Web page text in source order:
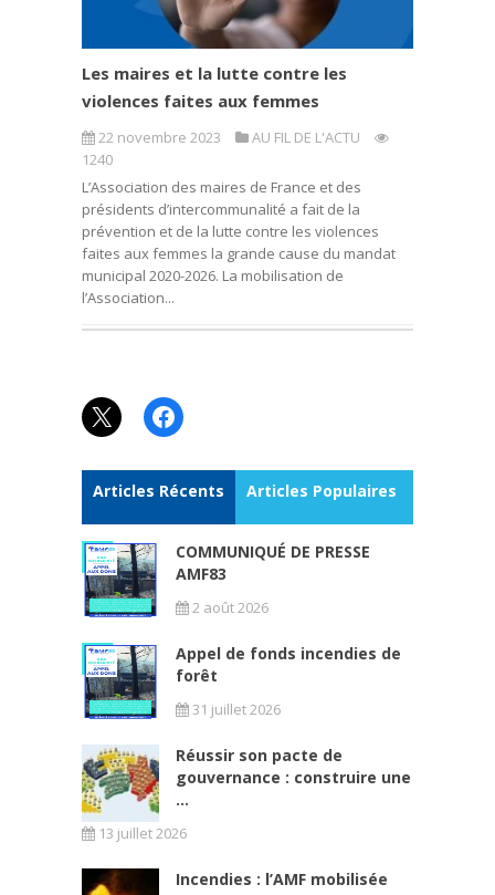
Les maires et la lutte contre les
violences faites aux femmes
22 novembre 2023
AU FIL DE L'ACTU
1240
L’Association des maires de France et des
présidents d’intercommunalité a fait de la
prévention et de la lutte contre les violences
faites aux femmes la grande cause du mandat
municipal 2020-2026. La mobilisation de
l’Association...
X Facebook
Articles Récents Articles Populaires
COMMUNIQUÉ DE PRESSE
AMF83
2 août 2026
Appel de fonds incendies de
forêt
31 juillet 2026
Réussir son pacte de
gouvernance : construire une
...
13 juillet 2026
Incendies : l’AMF mobilisée